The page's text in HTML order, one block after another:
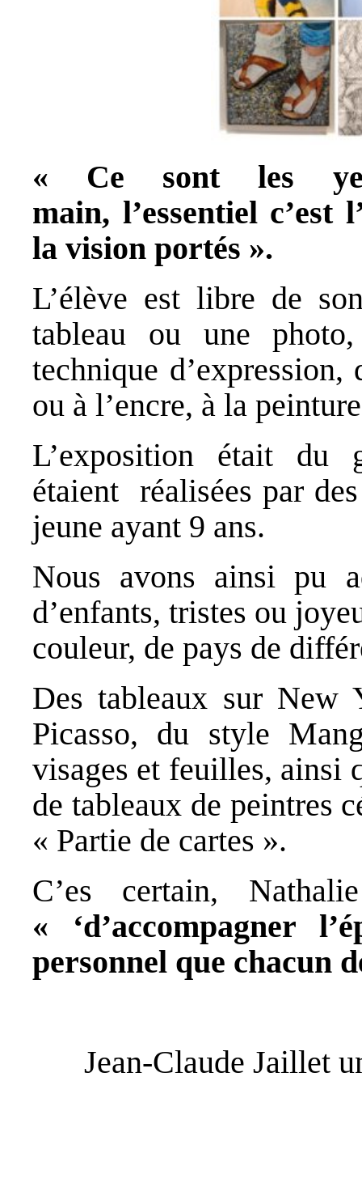
« Ce sont les
main, l’essentiel
la vision portés ».
L’élève est libre de
tableau ou une
technique
ou à l’encre, à la
L’exposition était du
étaient réalisées par
jeune ayant 9 ans.
Nous avons ainsi pu
d’enfants, tristes ou
couleur, de pays de
Des tableaux sur New
Picasso, du style
visages et feuilles, ainsi
de tableaux de peintres
« Partie de cartes ».
C’es certain,
« ‘d’accompagner
personnel que chacun
Jean-Claude Jaillet